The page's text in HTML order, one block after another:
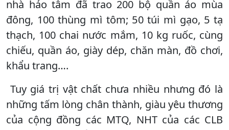
nhà hảo tâm đã trao 200 bộ quần áo mùa
đông, 100 thùng mì tôm; 50 túi mì gạo, 5 tạ
thạch, 100 chai nước mắm, 10 kg ruốc, cùng
chiếu, quần áo, giày dép, chăn màn, đồ chơi,
khẩu trang….
Tuy giá trị vật chất chưa nhiều nhưng đó là
những tấm lòng chân thành, giàu yêu thương
của cộng đồng các MTQ, NHT của các CLB